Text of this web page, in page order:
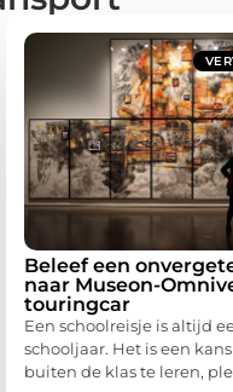
Beleef een
naar Museon-
touringcar
Een schoolreisje is altijd
schooljaar. Het is een
buiten de klas te leren,